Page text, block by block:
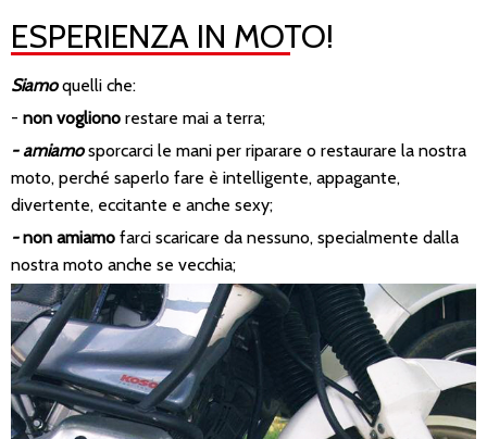
ESPERIENZA IN MOTO!
Siamoquelli che:
- non vogliono restare mai a terra;
- amiamosporcarci le mani per riparare o restaurare la nostra
moto, perché saperlo fare è intelligente, appagante,
divertente, eccitante e anche sexy;
-non amiamo farci scaricare da nessuno, specialmente dalla
nostra moto anche se vecchia;